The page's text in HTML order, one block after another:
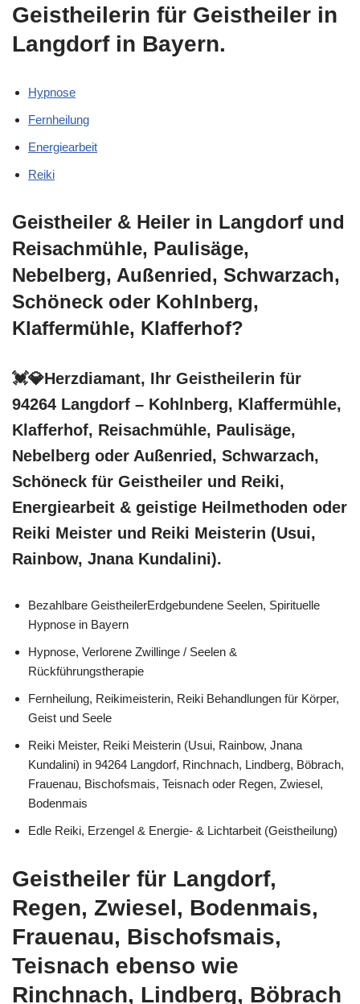
Geistheilerin für Geistheiler in
Langdorf in Bayern.
Hypnose
Fernheilung
Energiearbeit
Reiki
Geistheiler & Heiler in Langdorf und
Reisachmühle, Paulisäge,
Nebelberg, Außenried, Schwarzach,
Schöneck oder Kohlnberg,
Klaffermühle, Klafferhof?
💓️💎Herzdiamant, Ihr Geistheilerin für
94264 Langdorf – Kohlnberg, Klaffermühle,
Klafferhof, Reisachmühle, Paulisäge,
Nebelberg oder Außenried, Schwarzach,
Schöneck für Geistheiler und Reiki,
Energiearbeit & geistige Heilmethoden oder
Reiki Meister und Reiki Meisterin (Usui,
Rainbow, Jnana Kundalini).
Bezahlbare GeistheilerErdgebundene Seelen, Spirituelle
Hypnose in Bayern
Hypnose, Verlorene Zwillinge / Seelen &
Rückführungstherapie
Fernheilung, Reikimeisterin, Reiki Behandlungen für Körper,
Geist und Seele
Reiki Meister, Reiki Meisterin (Usui, Rainbow, Jnana
Kundalini) in 94264 Langdorf, Rinchnach, Lindberg, Böbrach,
Frauenau, Bischofsmais, Teisnach oder Regen, Zwiesel,
Bodenmais
Edle Reiki, Erzengel & Energie- & Lichtarbeit (Geistheilung)
Geistheiler für Langdorf,
Regen, Zwiesel, Bodenmais,
Frauenau, Bischofsmais,
Teisnach ebenso wie
Rinchnach, Lindberg, Böbrach